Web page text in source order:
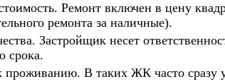
Ремонт включен в цену
ремонта за наличные).
Застройщик несет
срока.
проживанию. В таких ЖК часто сразу